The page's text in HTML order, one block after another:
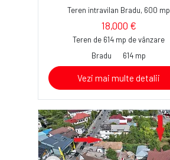
Teren intravilan Bradu, 600 mp
18,000 €
Teren de 614 mp de vânzare
Bradu
614 mp
Vezi mai multe detalii